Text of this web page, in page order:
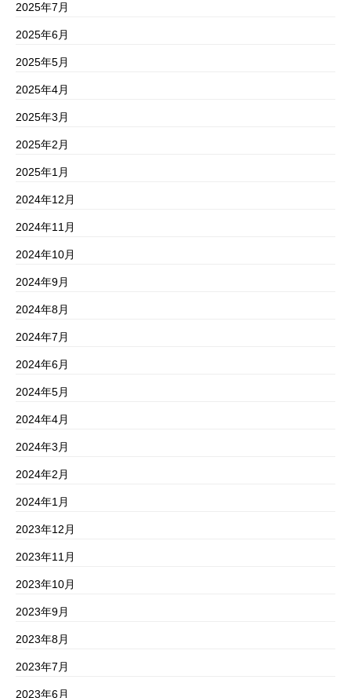
2025年7月
2025年6月
2025年5月
2025年4月
2025年3月
2025年2月
2025年1月
2024年12月
2024年11月
2024年10月
2024年9月
2024年8月
2024年7月
2024年6月
2024年5月
2024年4月
2024年3月
2024年2月
2024年1月
2023年12月
2023年11月
2023年10月
2023年9月
2023年8月
2023年7月
2023年6月